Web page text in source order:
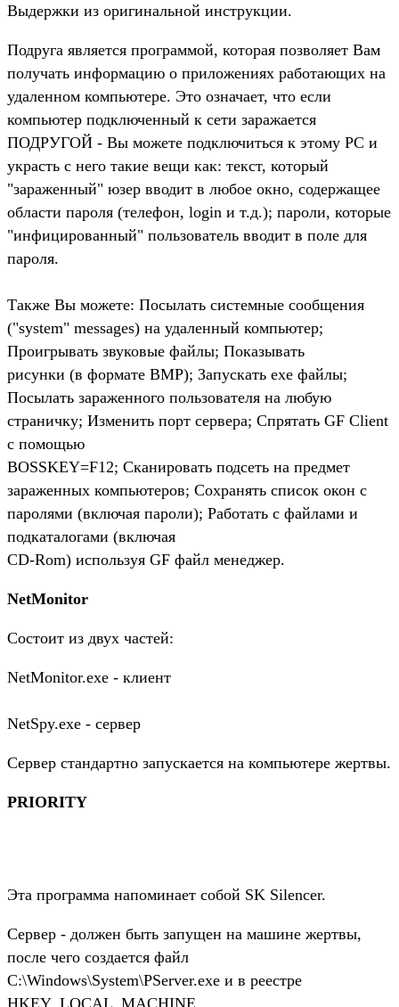
Выдержки из оригинальной инструкции.
Подруга является программой, которая позволяет Вам
получать информацию о приложениях работающих на
удаленном компьютере. Это означает, что если
компьютер подключенный к сети заражается
ПОДРУГОЙ - Вы можете подключиться к этому PC и
украсть с него такие вещи как: текст, который
"зараженный" юзер вводит в любое окно, содержащее
области пароля (телефон, login и т.д.); пароли, которые
"инфицированный" пользователь вводит в поле для
пароля.
Также Вы можете: Посылать системные сообщения
("system" messages) на удаленный компьютер;
Проигрывать звуковые файлы; Показывать
рисунки (в формате BMP); Запускать ехе файлы;
Посылать зараженного пользователя на любую
страничку; Изменить порт сервера; Спрятать GF Client
с помощью
BOSSKEY=F12; Сканировать подсеть на предмет
зараженных компьютеров; Сохранять список окон с
паролями (включая пароли); Работать с файлами и
подкаталогами (включая
CD-Rom) используя GF файл менеджер.
NetMonitor
Состоит из двух частей:
NetMonitor.exe - клиент
NetSpy.exe - сервер
Сервер стандартно запускается на компьютере жертвы.
PRIORITY
Эта программа напоминает собой SK Silencer.
Сервер - должен быть запущен на машине жертвы,
после чего создается файл
C:\Windows\System\PServer.exe и в реестре
HKEY_LOCAL_MACHINE